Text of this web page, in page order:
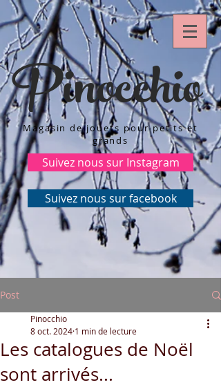
Pinocchio
Magasin de jouets pour petits et
grands
Suivez nous sur Instagram
Suivez nous sur facebook
Post
Les catalogues de Noël
sont arrivés...
Pinocchio
8 oct. 2024 1 min de lecture